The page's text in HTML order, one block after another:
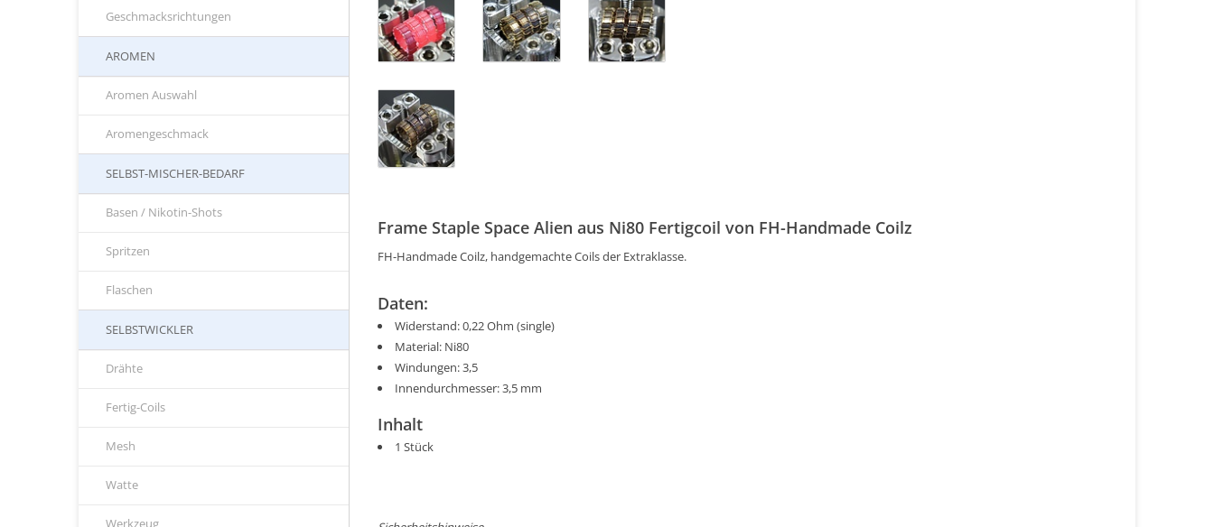
Geschmacksrichtungen
AROMEN
Aromen Auswahl
Aromengeschmack
SELBST-MISCHER-BEDARF
Basen / Nikotin-Shots
Spritzen
Flaschen
SELBSTWICKLER
Drähte
Fertig-Coils
Mesh
Watte
Werkzeug
Frame Staple Space Alien aus Ni80 Fertigcoil von FH-Handmade Coilz
FH-Handmade Coilz, handgemachte Coils der Extraklasse.
Daten:
Widerstand: 0,22 Ohm (single)
Material: Ni80
Windungen: 3,5
Innendurchmesser: 3,5 mm
Inhalt
1 Stück